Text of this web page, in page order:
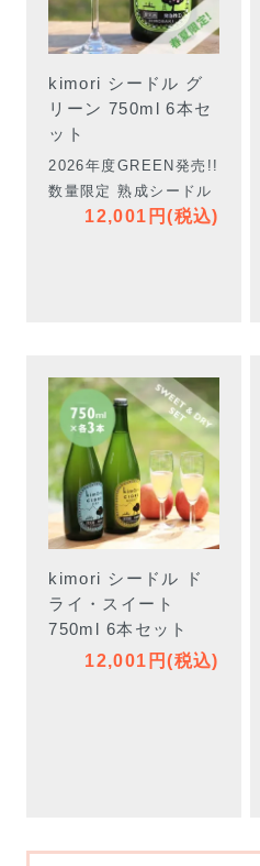
kimori シードル グ
リーン 750ml 6本セ
ット
2026年度GREEN発売!!
数量限定 熟成シードル
12,001円(税込)
kimori シードル ド
ライ・スイート
750ml 6本セット
12,001円(税込)